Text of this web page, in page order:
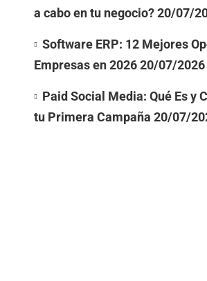
a cabo en tu negocio?20/07/
Software ERP: 12 Mejores
Empresas en 202620/07/2026
Paid Social Media: Qué Es y
tu Primera Campaña 20/07/